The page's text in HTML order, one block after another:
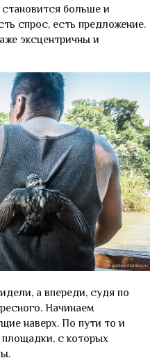
больше и
спрос, есть предложение.
эксцентричны и
а впереди, судя по
Начинаем
наверх. По пути то и
с которых